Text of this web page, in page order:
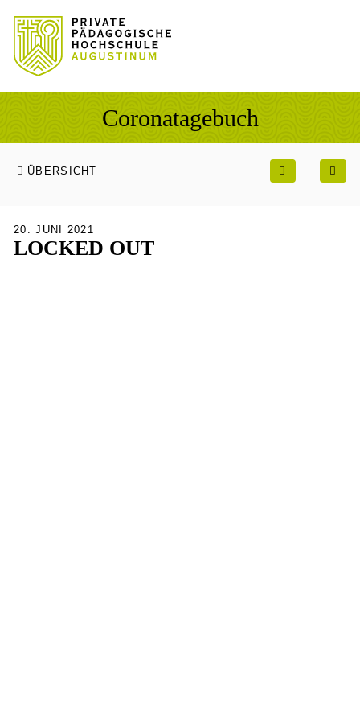
Sprung zum Hauptinhalt
Sprung zur Fusszeile
Coronatagebuch
ÜBERSICHT
20. JUNI 2021
LOCKED OUT